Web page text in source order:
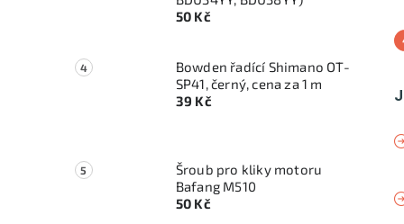
50 Kč
Bowden řadící Shimano OT-
SP41, černý, cena za 1 m
39 Kč
Šroub pro kliky motoru
Bafang M510
50 Kč